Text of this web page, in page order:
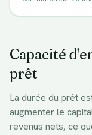
Capacité
prêt
La durée du prêt
augmenter le
revenus nets, ce